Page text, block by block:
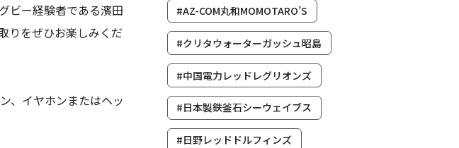
ビー経験者である濱田
りをぜひお楽しみくだ
、イヤホンまたはヘッ
#AZ-COM丸和MOMOTARO’S
#クリタウォーターガッシュ昭島
#中国電力レッドレグリオンズ
#日本製鉄釜石シーウェイブス
#日野レッドドルフィンズ